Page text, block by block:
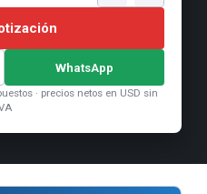
WhatsApp
· precios netos en USD sin